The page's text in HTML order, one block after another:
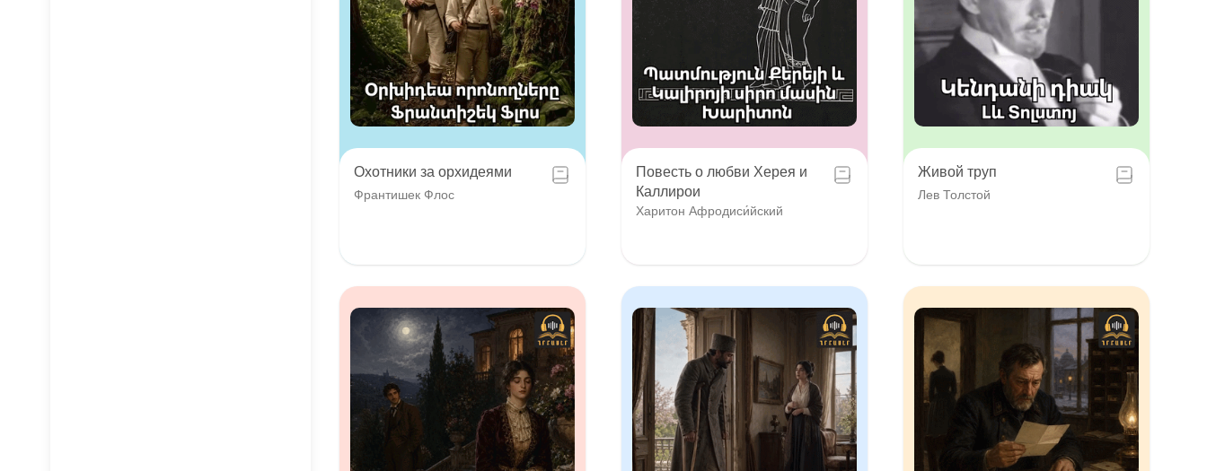
Охотники за орхидеями
Франтишек Флос
Повесть о любви Херея и
Каллирои
Харитон Афродиси́йский
Живой труп
Лев Толстой